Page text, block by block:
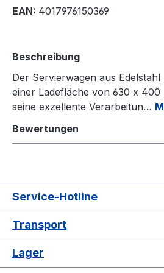
EAN: 4017976150369
Beschreibung
Der Servierwagen aus
einer Ladefläche von 630 x
seine exzellente Verarbeitun…
Bewertungen
Service-Hotline
Transport
Lager